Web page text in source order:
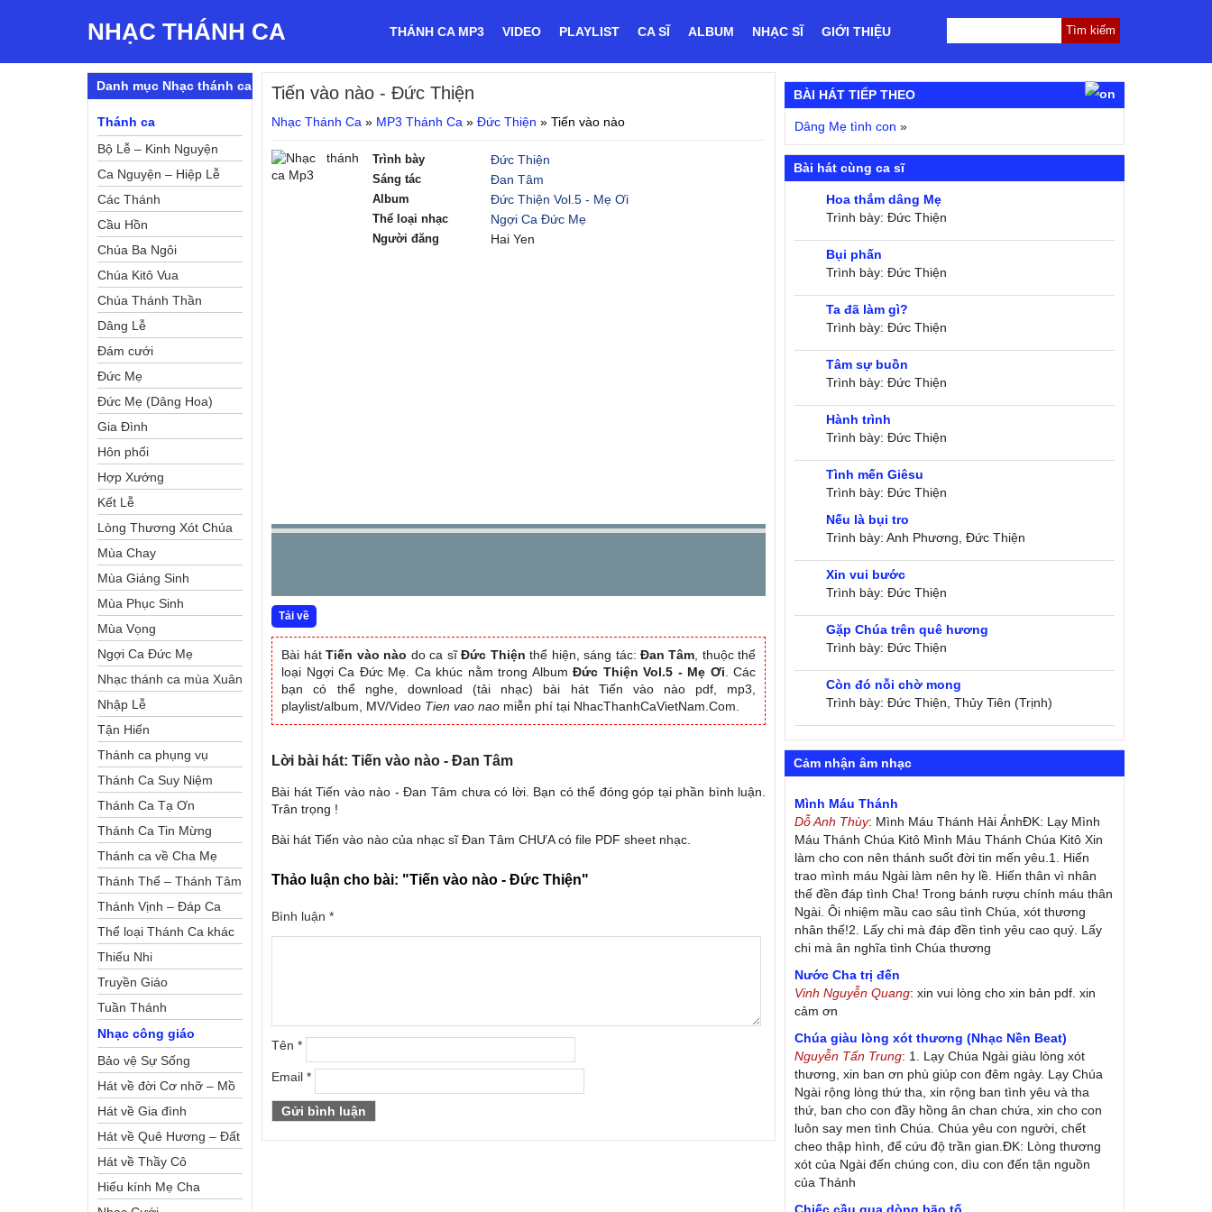
NHẠC THÁNH CA THÁNH CA MP3 VIDEO PLAYLIST CA SĨ ALBUM NHẠC SĨ GIỚI THIỆU
Tiến vào nào - Đức Thiện
Nhạc Thánh Ca » MP3 Thánh Ca »Đức Thiện »Tiến vào nào
Trình bày Đức Thiện
Sáng tác Đan Tâm
Album Đức Thiện Vol.5 - Mẹ Ơi
Thể loại nhạc Ngợi Ca Đức Mẹ
Người đăng Hai Yen
Tải về
Bài hátTiến vào nào do ca sĩĐức Thiện thể hiện, sáng tác: Đan Tâm , thuộc thể
loại Ngợi Ca Đức Mẹ. Ca khúc nằm trong AlbumĐức Thiện Vol.5 - Mẹ Ơi . Các
bạn có thể nghe, download (tải nhạc) bài hát Tiến vào nào pdf, mp3,
playlist/album, MV/Video Tien vao nao miễn phí tại NhacThanhCaVietNam.Com.
Lời bài hát: Tiến vào nào - Đan Tâm
Bài hát Tiến vào nào - Đan Tâm chưa có lời. Bạn có thể đóng góp tại phần bình luận.
Trân trọng !
Bài hát Tiến vào nào của nhạc sĩ Đan Tâm CHƯA có file PDF sheet nhạc.
Thảo luận cho bài: "Tiến vào nào - Đức Thiện"
Bình luận*
Tên*
Email*
Danh mục Nhạc thánh ca
Thánh ca
Bộ Lễ – Kinh Nguyện
Ca Nguyện – Hiệp Lễ
Các Thánh
Cầu Hồn
Chúa Ba Ngôi
Chúa Kitô Vua
Chúa Thánh Thần
Dâng Lễ
Đám cưới
Đức Mẹ
Đức Mẹ (Dâng Hoa)
Gia Đình
Hôn phối
Hợp Xướng
Kết Lễ
Lòng Thương Xót Chúa
Mùa Chay
Mùa Giáng Sinh
Mùa Phục Sinh
Mùa Vọng
Ngợi Ca Đức Mẹ
Nhạc thánh ca mùa Xuân
Nhập Lễ
Tận Hiến
Thánh ca phụng vụ
Thánh Ca Suy Niệm
Thánh Ca Tạ Ơn
Thánh Ca Tin Mừng
Thánh ca về Cha Mẹ
Thánh Thể – Thánh Tâm
Thánh Vịnh – Đáp Ca
Thể loại Thánh Ca khác
Thiếu Nhi
Truyền Giáo
Tuần Thánh
Nhạc công giáo
Bảo vệ Sự Sống
Hát về đời Cơ nhỡ – Mồ
côi
Hát về Gia đình
Hát về Quê Hương – Đất
Nước
Hát về Thầy Cô
Hiếu kính Mẹ Cha
BÀI HÁT TIẾP THEO
Dâng Mẹ tình con »
Bài hát cùng ca sĩ
Hoa thắm dâng Mẹ
Trình bày: Đức Thiện
Bụi phấn
Trình bày: Đức Thiện
Ta đã làm gì?
Trình bày: Đức Thiện
Tâm sự buồn
Trình bày: Đức Thiện
Hành trình
Trình bày: Đức Thiện
Tình mến Giêsu
Trình bày: Đức Thiện
Nếu là bụi tro
Trình bày: Anh Phương, Đức Thiện
Xin vui bước
Trình bày: Đức Thiện
Gặp Chúa trên quê hương
Trình bày: Đức Thiện
Còn đó nỗi chờ mong
Trình bày: Đức Thiện, Thủy Tiên (Trịnh)
Cảm nhận âm nhạc
Mình Máu Thánh
Dỗ Anh Thùy: Mình Máu Thánh Hải ÁnhĐK: Lạy Mình
Máu Thánh Chúa Kitô Mình Máu Thánh Chúa Kitô Xin
làm cho con nên thánh suốt đời tin mến yêu.1. Hiến
trao mình máu Ngài làm nên hy lề. Hiến thân vì nhân
thế đền đáp tình Cha! Trong bánh rượu chính máu thân
Ngài. Ôi nhiệm mầu cao sâu tình Chúa, xót thương
nhân thế!2. Lấy chi mà đáp đền tình yêu cao quý. Lấy
chi mà ân nghĩa tình Chúa thương
Nước Cha trị đến
Vinh Nguyễn Quang: xin vui lòng cho xin bản pdf. xin
cảm ơn
Chúa giàu lòng xót thương (Nhạc Nền Beat)
Nguyễn Tấn Trung: 1. Lạy Chúa Ngài giàu lòng xót
thương, xin ban ơn phù giúp con đêm ngày. Lạy Chúa
Ngài rộng lòng thứ tha, xin rộng ban tình yêu và tha
thứ, ban cho con đầy hồng ân chan chứa, xin cho con
luôn say men tình Chúa. Chúa yêu con người, chết
cheo thập hình, để cứu độ trần gian.ĐK: Lòng thương
xót của Ngài đến chúng con, dìu con đến tận nguồn
của Thánh